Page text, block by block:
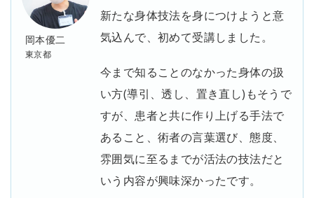
岡本優二
東京都
新たな身体技法を身につけようと意
気込んで、初めて受講しました。
今まで知ることのなかった身体の扱
い方(導引、透し、置き直し)もそうで
すが、患者と共に作り上げる手法で
あること、術者の言葉選び、態度、
雰囲気に至るまでが活法の技法だと
いう内容が興味深かったです。